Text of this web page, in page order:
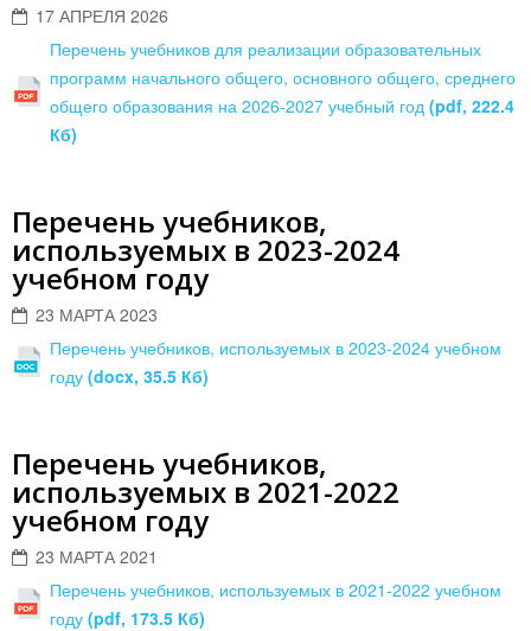
17 АПРЕЛЯ 2026
Перечень учебников для реализации образовательных
программ начального общего, основного общего, среднего
общего образования на 2026-2027 учебный год (pdf, 222.4
Кб)
Перечень учебников,
используемых в 2023-2024
учебном году
23 МАРТА 2023
Перечень учебников, используемых в 2023-2024 учебном
году (docx, 35.5 Кб)
Перечень учебников,
используемых в 2021-2022
учебном году
23 МАРТА 2021
Перечень учебников, используемых в 2021-2022 учебном
году (pdf, 173.5 Кб)